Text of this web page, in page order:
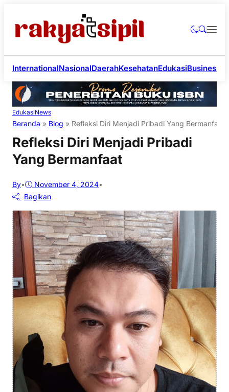
InternationalNasionalDaerahKesehatanEdukasiBusiness
EdukasiNews
Beranda » Blog » Refleksi Diri Menjadi Pribadi Yang Bermanfaat
Refleksi Diri Menjadi Pribadi
Yang Bermanfaat
By• November 4, 2024•
Bagikan